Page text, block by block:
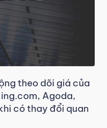
theo dõi giá của
Agoda,
có thay đổi quan